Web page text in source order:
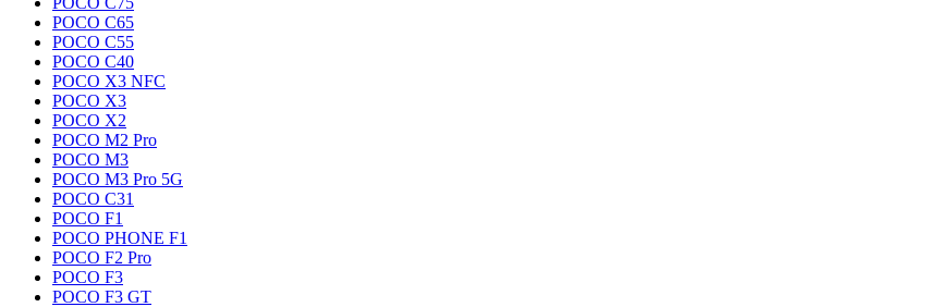
POCO C65
POCO C55
POCO C40
POCO X3 NFC
POCO X3
POCO X2
POCO M2 Pro
POCO M3
POCO M3 Pro 5G
POCO C31
POCO F1
POCO PHONE F1
POCO F2 Pro
POCO F3
POCO F3 GT